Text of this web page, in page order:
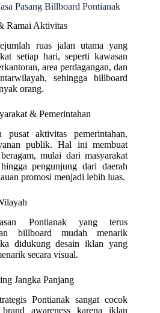
Pasang Billboard Pontianak
Ramai Aktivitas
ruas jalan utama yang
setiap hari, seperti kawasan
area perdagangan, dan
sehingga billboard
orang.
& Pemerintahan
pusat aktivitas pemerintahan,
publik. Hal ini membuat
mulai dari masyarakat
pengunjung dari daerah
promosi menjadi lebih luas.
Pontianak yang terus
billboard mudah menarik
didukung desain iklan yang
secara visual.
Jangka Panjang
Pontianak sangat cocok
awareness karena iklan